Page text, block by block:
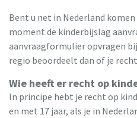
Bent u net in Nederland
moment de kinderbijslag
aanvraagformulier opvragen
regio beoordeelt dan of je
Wie heeft er recht op
In principe hebt je recht op
en met 17 jaar, als je in